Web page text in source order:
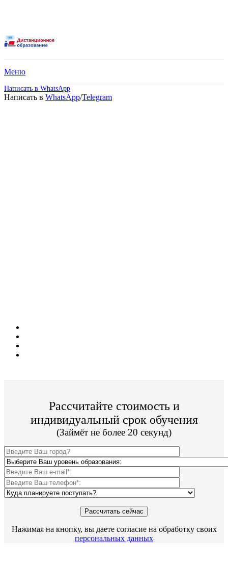
Меню
Написать в WhatsApp
Написать в WhatsApp/Telegram
Рассчитайте стоимость и
индивидуальный срок обучения
(Займёт не более 20 секунд)
Нажимая на кнопку, вы даете согласие на обработку своих
персональных данных